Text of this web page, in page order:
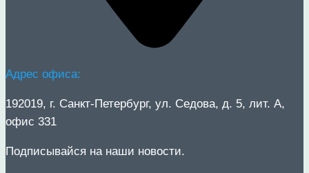
Адрес офиса:
192019, г. Санкт-Петербург, ул. Седова, д. 5, лит. А,
офис 331
Подписывайся на наши новости.